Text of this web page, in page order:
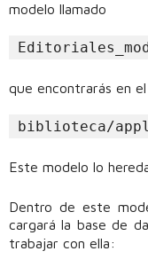
modelo llamado
que encontrarás en
biblioteca/
Este modelo lo
Dentro de este
cargará la base de
trabajar con ella: